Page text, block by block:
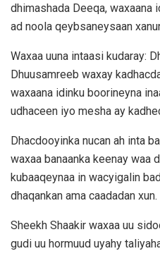
dhimashada Deeqa, waxaana
ad noola qeybsaneysaan
Waxaa uuna intaasi kudaray:
Dhuusamreeb waxay
waxaana idinku boorineyna
udhaceen iyo mesha ay
Dhacdooyinka nucan ah inta
waxaa banaanka keenay waa
kubaaqeynaa in wacyigalin
dhaqankan ama caadadan xun.
Sheekh Shaakir waxaa uu
gudi uu hormuud uyahy